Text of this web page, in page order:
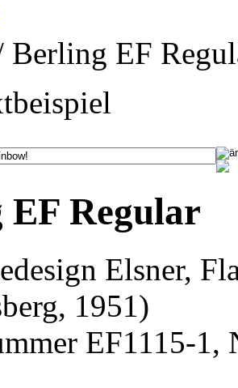
Berling EF
Regular
Elsner,
1951)
EF1115-1,